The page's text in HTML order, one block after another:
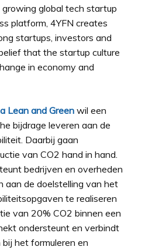
global tech startup
platform, 4YFN creates
startups, investors and
that the startup culture
in economy and
Lean and Green wil een
bijdrage leveren aan de
Daarbij gaan
van CO2 hand in hand.
bedrijven en overheden
aan de doelstelling van het
te realiseren
van 20% CO2 binnen een
ondersteunt en verbindt
het formuleren en